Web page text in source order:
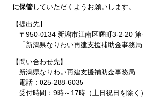
に保管していただくようお願いします。
​【提出先】
〒950-0134 新潟市江南区曙町3-2-20 第
「新潟県なりわい再建支援補助金事務局
【問い合わせ先】
新潟県なりわい再建支援補助金事務局
電話：025-288-6035
受付時間：9時～17時（土日祝日を除く）